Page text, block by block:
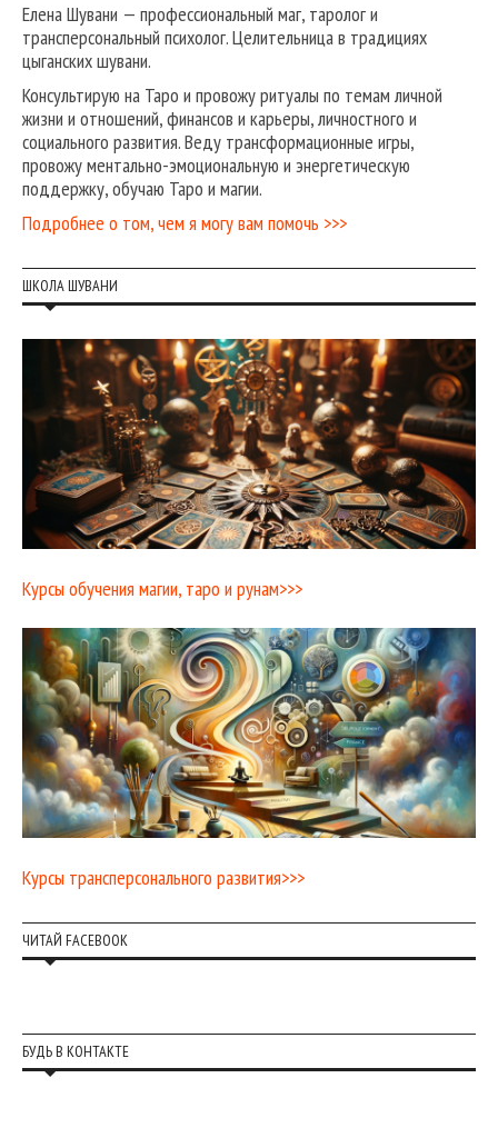
Елена Шувани — профессиональный маг, таролог и
трансперсональный психолог. Целительница в традициях
цыганских шувани.
Консультирую на Таро и провожу ритуалы по темам личной
жизни и отношений, финансов и карьеры, личностного и
социального развития. Веду трансформационные игры,
провожу ментально-эмоциональную и энергетическую
поддержку, обучаю Таро и магии.
Подробнее о том, чем я могу вам помочь >>>
ШКОЛА ШУВАНИ
Курсы обучения магии, таро и рунам>>>
Курсы трансперсонального развития>>>
ЧИТАЙ FACEBOOK
БУДЬ В КОНТАКТЕ